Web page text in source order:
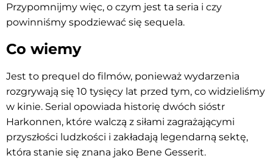
Przypomnijmy więc, o czym jest ta seria i czy
powinniśmy spodziewać się sequela.
Co wiemy
Jest to prequel do filmów, ponieważ wydarzenia
rozgrywają się 10 tysięcy lat przed tym, co widzieliśmy
w kinie. Serial opowiada historię dwóch sióstr
Harkonnen, które walczą z siłami zagrażającymi
przyszłości ludzkości i zakładają legendarną sektę,
która stanie się znana jako Bene Gesserit.